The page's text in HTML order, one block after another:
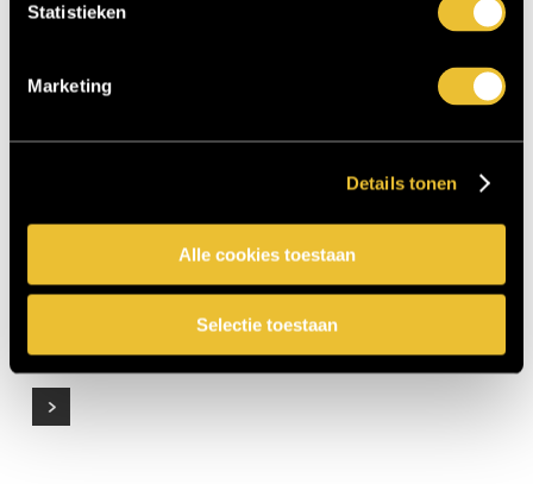
Statistieken
Marketing
Details tonen
Alle cookies toestaan
Selectie toestaan
Nieuwbouw villa Enschede 11